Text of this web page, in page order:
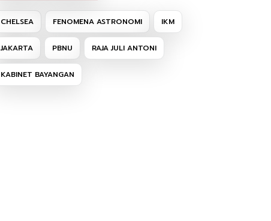
CHELSEA FENOMENA ASTRONOMI IKM
JAKARTA PBNU RAJA JULI ANTONI
KABINET BAYANGAN